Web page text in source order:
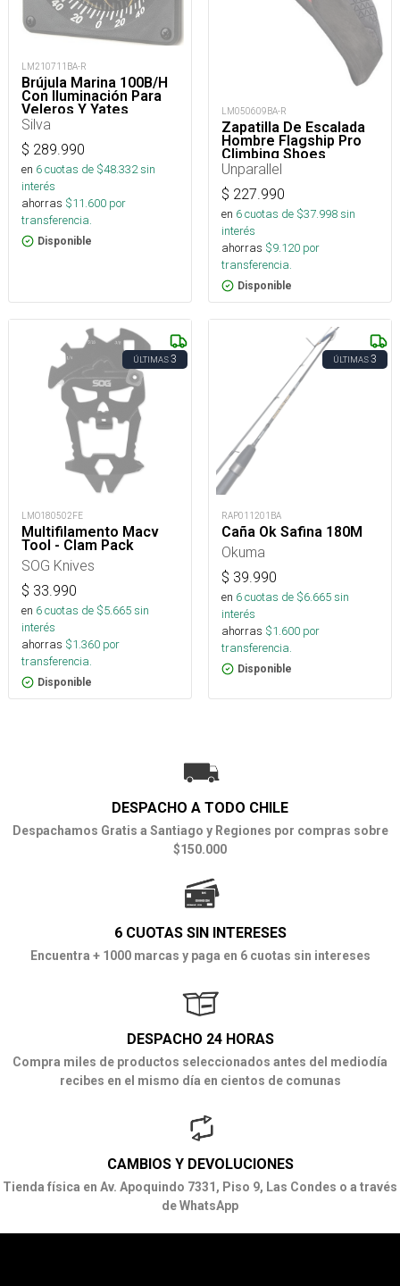
LM210711BA-R
Brújula Marina 100B/H
Con Iluminación Para
Veleros Y Yates
Silva
$ 289.990
en 6cuotas de $48.332sin
interés
ahorras $11.600 por
transferencia.
Disponible
LM050609BA-R
Zapatilla De Escalada
Hombre Flagship Pro
Climbing Shoes
Unparallel
$ 227.990
en 6cuotas de $37.998sin
interés
ahorras $9.120 por
transferencia.
Disponible
ÚLTIMAS3
LMO180502FE
Multifilamento Macv
Tool - Clam Pack
SOG Knives
$ 33.990
en 6cuotas de $5.665sin
interés
ahorras $1.360 por
transferencia.
Disponible
ÚLTIMAS3
RAP011201BA
Caña Ok Safina 180M
Okuma
$ 39.990
en 6cuotas de $6.665sin
interés
ahorras $1.600 por
transferencia.
Disponible
DESPACHO A TODO CHILE
Despachamos Gratis a Santiago y Regiones por compras sobre
$150.000
6 CUOTAS SIN INTERESES
Encuentra + 1000 marcas y paga en 6 cuotas sin intereses
DESPACHO 24 HORAS
Compra miles de productos seleccionados antes del mediodía
recibes en el mismo día en cientos de comunas
CAMBIOS Y DEVOLUCIONES
Tienda física en Av. Apoquindo 7331, Piso 9, Las Condes o a través
de WhatsApp